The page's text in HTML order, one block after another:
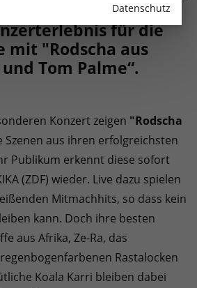
für die
mit "Rodscha aus
Tom Palme“.
Konzert zeigen "Rodscha
Szenen aus ihren erfolgreichsten
Publikum erkennt diese sofort
(ZDF) wieder. Live dazu spielen
Mitmachhits, so dass kein
kann. Doch ihre besten
aus Afrika, Ze-Ra, das
Rastalocken
Koala Karri bleiben dabei
Datenschutz